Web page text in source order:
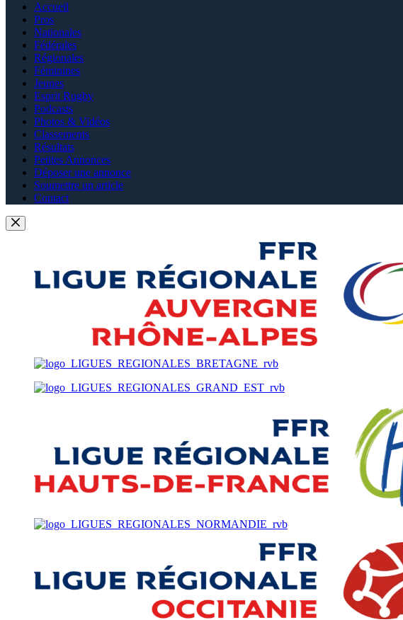
Accueil
Pros
Nationales
Fédérales
Régionales
Féminines
Jeunes
Esprit Rugby
Podcasts
Photos & Vidéos
Classements
Résultats
Petites Annonces
Déposer une annonce
Soumettre un article
Contact